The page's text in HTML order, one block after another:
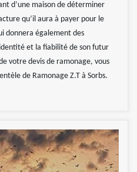
d’une maison de déterminer
qu’il aura à payer pour le
donnera également des
et la fiabilité de son futur
votre devis de ramonage, vous
de Ramonage Z.T à Sorbs.